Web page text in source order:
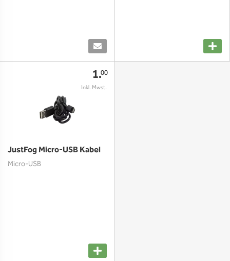
1.00
JustFog Micro-USB Kabel
Micro-USB